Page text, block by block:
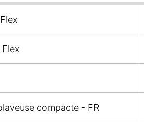
compacte - FR